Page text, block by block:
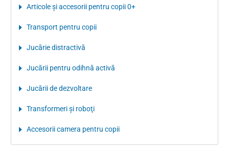
Articole şi accesorii pentru copii 0+
Transport pentru copii
Jucărie distractivă
Jucării pentru odihnă activă
Jucării de dezvoltare
Transformeri şi roboţi
Accesorii camera pentru copii